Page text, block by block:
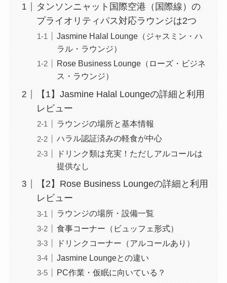
タンソンニャット国際空港（国際線）の
プライオリティパス対応ラウンジは2つ
Jasmine Halal Lounge（ジャスミン・ハ
ラル・ラウンジ）
Rose Business Lounge（ローズ・ビジネ
ス・ラウンジ）
【1】Jasmine Halal Loungeの詳細と利用
レビュー
ラウンジの場所と基本情報
ハラル認証済みの軽食が中心
ドリンク類は充実！ただしアルコールは
提供なし
【2】Rose Business Loungeの詳細と利用
レビュー
ラウンジの場所・設備一覧
食事コーナー（ビュッフェ形式）
ドリンクコーナー（アルコールあり）
Jasmine Loungeとの違い
PC作業・仮眠に向いている？